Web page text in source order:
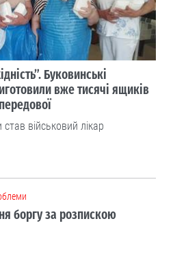
Буковинські
вже тисячі ящиків
став військовий лікар
боргу за розпискою